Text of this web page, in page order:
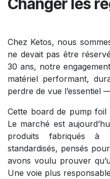
Chez Ketos, nous
ne devait pas être
30 ans, notre
matériel performant,
perdre de vue l’essentiel
Cette board de pump foil
Le marché est
produits fabriqués à
standardisés, pensés
avons voulu prouver
Une voie plus